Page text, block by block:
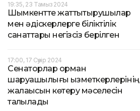
19:35, 23 Тамыз 2024
Шымкентте жаттықтырушылар
мен әдіскерлерге біліктілік
санаттары негізсіз берілген
17:00, 17 Сәуір 2024
Сенаторлар орман
шаруашылығы қызметкерлерінің
жалақысын көтеру мәселесін
талқылады